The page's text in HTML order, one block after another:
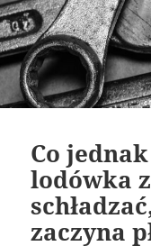
Co
lodówka
zaczyna